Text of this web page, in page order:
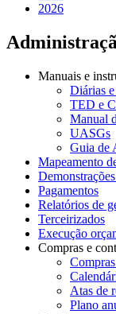
2026
Manuais e
Diárias e
TED e
Manual
UASGs
Guia de
Mapeamento
Pagamentos
Relatórios de
Terceirizados
Execução
Compras e
Atas de
Plano